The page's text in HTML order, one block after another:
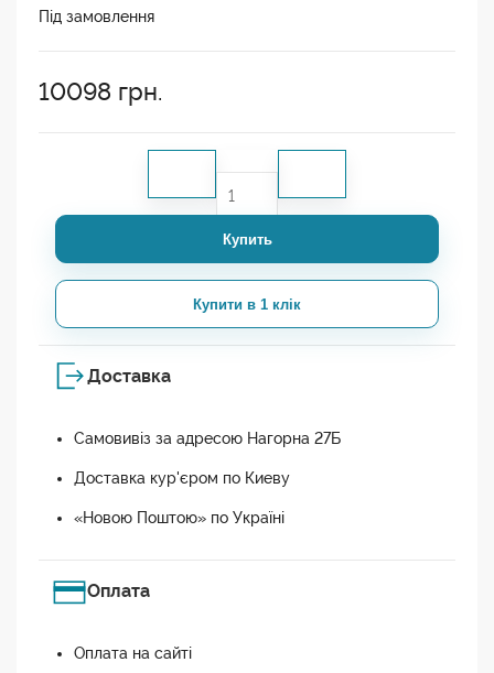
Під замовлення
10098 грн.
Купить
Купити в 1 клік
Доставка
Самовивіз за адресою Нагорна 27Б
Доставка кур'єром по Киеву
«Новою Поштою» по Україні
Оплата
Оплата на сайті